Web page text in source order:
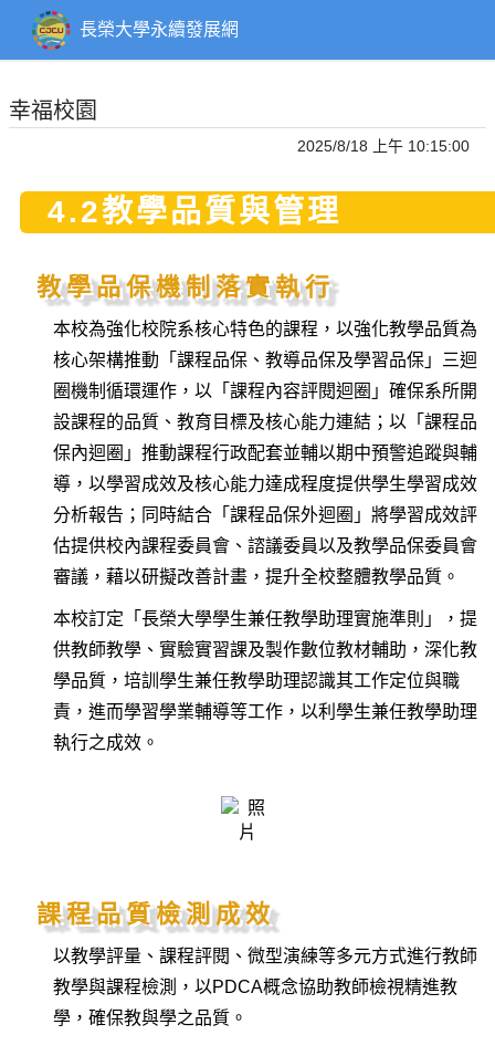
主
要
容
長榮大學永續發展網
幸福校園
2025/8/18 上午 10:15:00
4.2教學品質與管理
教學品保機制落實執行
本校為強化校院系核心特色的課程，以強化教學品質為
核心架構推動「課程品保、教導品保及學習品保」三迴
圈機制循環運作，以「課程內容評閱迴圈」確保系所開
設課程的品質、教育目標及核心能力連結；以「課程品
保內迴圈」推動課程行政配套並輔以期中預警追蹤與輔
導，以學習成效及核心能力達成程度提供學生學習成效
分析報告；同時結合「課程品保外迴圈」將學習成效評
估提供校內課程委員會、諮議委員以及教學品保委員會
審議，藉以研擬改善計畫，提升全校整體教學品質。
本校訂定「長榮大學學生兼任教學助理實施準則」，提
供教師教學、實驗實習課及製作數位教材輔助，深化教
學品質，培訓學生兼任教學助理認識其工作定位與職
責，進而學習學業輔導等工作，以利學生兼任教學助理
執行之成效。
課程品質檢測成效
以教學評量、課程評閱、微型演練等多元方式進行教師
教學與課程檢測，以PDCA概念協助教師檢視精進教
學，確保教與學之品質。